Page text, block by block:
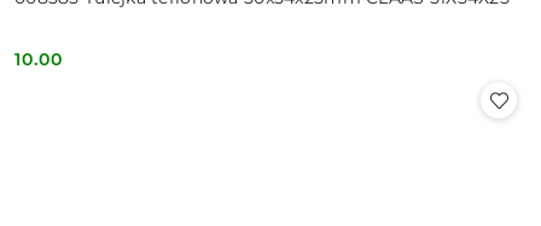
Cena:
10.00